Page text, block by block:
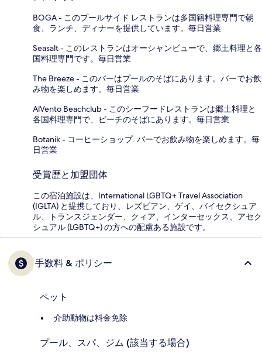
BOGA - このプールサイド レストランは多国籍料理専門で朝
食、ランチ、ディナーを提供しています。毎日営業
Seasalt - このレストランはオーシャンビューで、郷土料理と各
国料理専門です。毎日営業
The Breeze - このバーはプールのそばにあります。バーでお飲
み物を楽しめます。毎日営業
AlVento Beachclub - このシーフードレストランは郷土料理と
各国料理専門で、ビーチのそばにあります。毎日営業
Botanik - コーヒーショップ. バーでお飲み物を楽しめます。毎
日営業
受賞歴と加盟団体
この宿泊施設は、International LGBTQ+ Travel Association
(IGLTA) と提携しており、レズビアン、ゲイ、バイセクシュア
ル、トランスジェンダー、クィア、インターセックス、アセク
シュアル (LGBTQ+) の方への配慮ある施設です。
手数料 & ポリシー
ペット
介助動物は料金免除
プール、スパ、ジム (該当する場合)